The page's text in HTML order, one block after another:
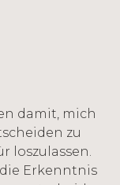
damit, mich
zu
loszulassen.
Erkenntnis